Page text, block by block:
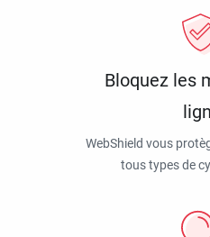
Bloquez les
WebShield vous
tous types de